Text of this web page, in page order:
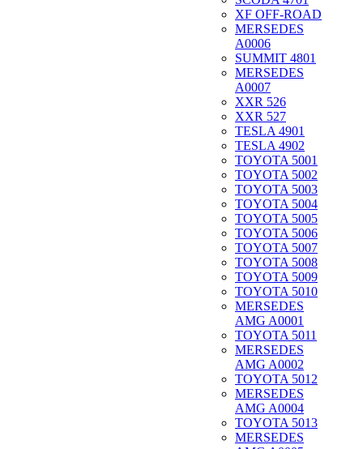
XF OFF-ROAD
MERSEDES
A0006
SUMMIT 4801
MERSEDES
A0007
XXR 526
XXR 527
TESLA 4901
TESLA 4902
TOYOTA 5001
TOYOTA 5002
TOYOTA 5003
TOYOTA 5004
TOYOTA 5005
TOYOTA 5006
TOYOTA 5007
TOYOTA 5008
TOYOTA 5009
TOYOTA 5010
MERSEDES
AMG A0001
TOYOTA 5011
MERSEDES
AMG A0002
TOYOTA 5012
MERSEDES
AMG A0004
TOYOTA 5013
MERSEDES